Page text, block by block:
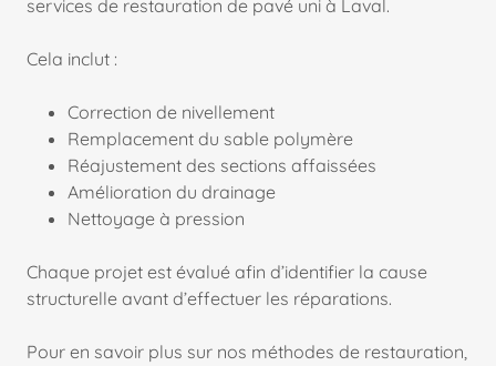
services de restauration de pavé uni à Laval.
Cela inclut :
Correction de nivellement
Remplacement du sable polymère
Réajustement des sections affaissées
Amélioration du drainage
Nettoyage à pression
Chaque projet est évalué afin d’identifier la cause
structurelle avant d’effectuer les réparations.
Pour en savoir plus sur nos méthodes de restauration,